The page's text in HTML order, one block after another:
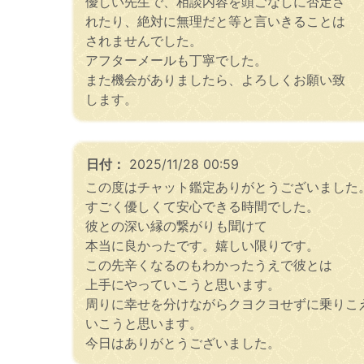
れたり、絶対に無理だと等と言いきることは
されませんでした。
アフターメールも丁寧でした。
また機会がありましたら、よろしくお願い致
します。
日付： 2025/11/28 00:59
この度はチャット鑑定ありがとうございました
すごく優しくて安心できる時間でした。
彼との深い縁の繋がりも聞けて
本当に良かったです。嬉しい限りです。
この先辛くなるのもわかったうえで彼とは
上手にやっていこうと思います。
周りに幸せを分けながらクヨクヨせずに乗りこ
いこうと思います。
今日はありがとうございました。